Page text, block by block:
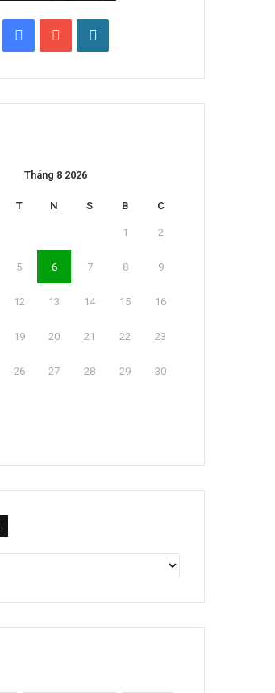
FacebookYouTube
Tháng 8 2026
T N S B C
1 2
5 6 7 8 9
12 13 14 15 16
19 20 21 22 23
26 27 28 29 30
loại